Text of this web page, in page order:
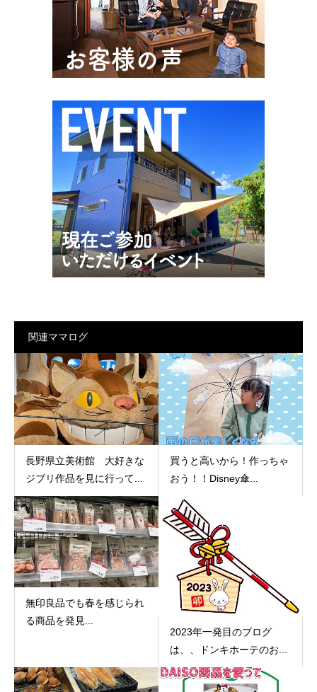
関連ママログ
長野県立美術館 大好きな
ジブリ作品を見に行って...
買うと高いから！作っちゃ
おう！！Disney傘...
無印良品でも春を感じられ
る商品を発見...
2023年一発目のブログ
は、、ドンキホーテのお...